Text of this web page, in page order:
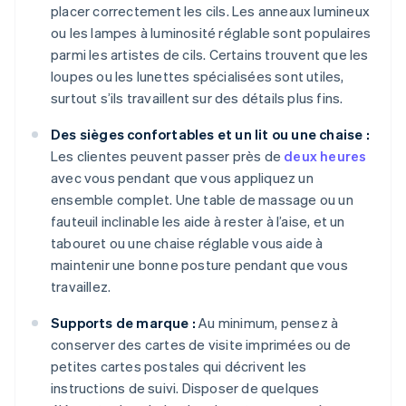
placer correctement les cils. Les anneaux lumineux
ou les lampes à luminosité réglable sont populaires
parmi les artistes de cils. Certains trouvent que les
loupes ou les lunettes spécialisées sont utiles,
surtout s’ils travaillent sur des détails plus fins.
Des sièges confortables et un lit ou une chaise :
Les clientes peuvent passer près de deux heures
avec vous pendant que vous appliquez un
ensemble complet. Une table de massage ou un
fauteuil inclinable les aide à rester à l’aise, et un
tabouret ou une chaise réglable vous aide à
maintenir une bonne posture pendant que vous
travaillez.
Supports de marque : Au minimum, pensez à
conserver des cartes de visite imprimées ou de
petites cartes postales qui décrivent les
instructions de suivi. Disposer de quelques